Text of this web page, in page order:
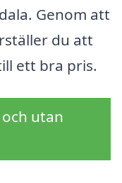
Genom att
du att
ett bra pris.
utan